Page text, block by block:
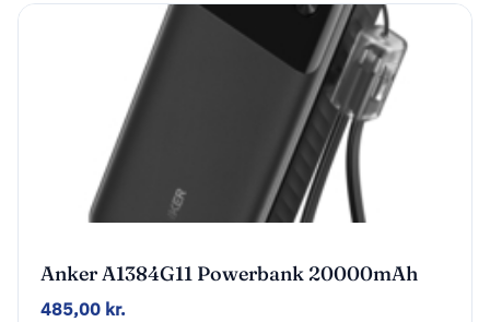
Anker A1384G11 Powerbank 20000mAh
30Watt 2xUSB-C 1xUSB-A Sort
485,00 kr.